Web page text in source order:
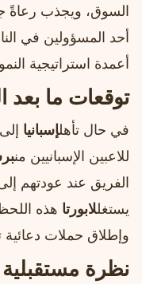
السوق، ويجذب رعاةً
أحد المسؤولين في
أعمدة استراتيجية
توقعات ما بعد
في حال تأهلإسبانيا
للاعبين الإسبانيين من
الفريق عند عودتهم
يستغللابورتا هذه
وإطلاق حملات دعائية
نظرة مستقبلية